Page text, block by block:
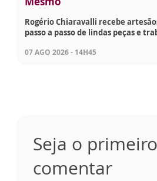
Rogério Chiaravalli recebe
passo a passo de lindas peças e
07 AGO 2026 - 14H45
Seja o
comentar